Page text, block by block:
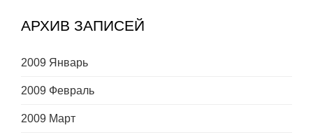
АРХИВ ЗАПИСЕЙ
2009 Январь
2009 Февраль
2009 Март